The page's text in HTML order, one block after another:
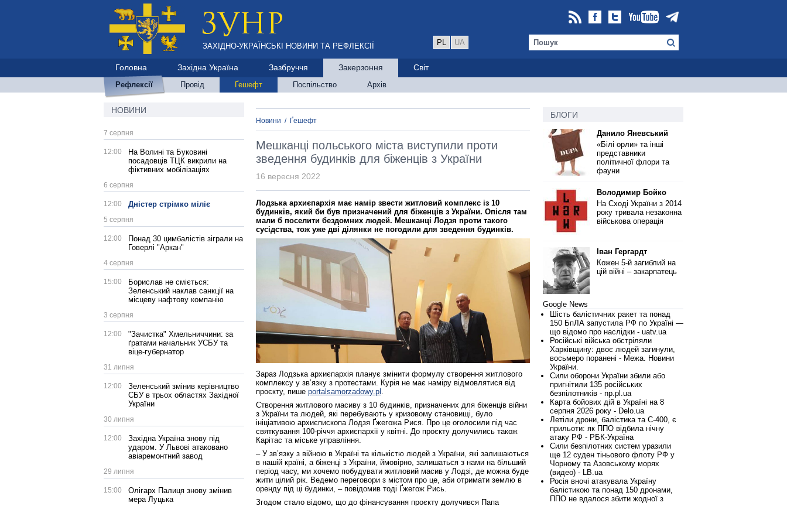
ЗАХІДНО-УКРАЇНСЬКІ НОВИНИ ТА РЕФЛЕКСІЇ PL UA
Головна Західна Україна Зазбруччя Закерзоння Світ
Рефлексії Провід Ґешефт Поспільство Архів
НОВИНИ
7 серпня
12:00
На Волині та Буковині
посадовців ТЦК викрили на
фіктивних мобілізаціях
6 серпня
12:00 Дністер стрімко міліє
5 серпня
12:00
Понад 30 цимбалістів зіграли на
Говерлі "Аркан"
4 серпня
15:00
Борислав не сміється:
Зеленський наклав санкції на
місцеву нафтову компанію
3 серпня
12:00
"Зачистка" Хмельниччини: за
ґратами начальник УСБУ та
віце-губернатор
31 липня
12:00
Зеленський змінив керівництво
СБУ в трьох областях Західної
України
30 липня
12:00
Західна Україна знову під
ударом. У Львові атаковано
авіаремонтний завод
29 липня
15:00
Олігарх Палиця знову змінив
мера Луцька
Новини / Ґешефт
Мешканці польського міста виступили проти
зведення будинків для біженців з України
16 вересня 2022
Лодзька архиєпархія має намір звести житловий комплекс із 10
будинків, який би був призначений для біженців з України. Опісля там
мали б поселити бездомних людей. Мешканці Лодзя проти такого
сусідства, тож уже дві ділянки не погодили для зведення будинків.
Зараз Лодзька архиєпархія планує змінити формулу створення житлового
комплексу у зв’язку з протестами. Курія не має наміру відмовлятися від
проєкту, пише portalsamorzadowy.pl .
Створення житлового масиву з 10 будинків, призначених для біженців війни
з України та людей, які перебувають у кризовому становищі, було
ініціативою архиєпископа Лодзя Ґжегожа Рися. Про це оголосили під час
святкування 100-річчя архиєпархії у квітні. До проєкту долучились також
Карітас та міське управління.
– У зв’язку з війною в Україні та кількістю людей з України, які залишаються
в нашій країні, а біженці з України, ймовірно, залишаться з нами на більший
період часу, ми хочемо побудувати житловий масив у Лодзі, де можна буде
жити цілий рік. Ведемо переговори з містом про це, аби отримати землю в
оренду під ці будинки, – повідомив тоді Ґжегож Рись.
Згодом стало відомо, що до фінансування проєкту долучився Папа
БЛОГИ
Данило Яневський
«Білі орли» та інші
представники
політичної флори та
фауни
Володимир Бойко
На Сході України з 2014
року тривала незаконна
військова операція
Іван Гергардт
Кожен 5-й загиблий на
цій війні – закарпатець
Google News
Шість балістичних ракет та понад
150 БпЛА запустила РФ по Україні —
що відомо про наслідки - uatv.ua
Російські війська обстріляли
Харківщину: двоє людей загинули,
восьмеро поранені - Межа. Новини
України.
Сили оборони України збили або
пригнітили 135 російських
безпілотників - np.pl.ua
Карта бойових дій в Україні на 8
серпня 2026 року - Delo.ua
Летіли дрони, балістика та С-400, є
прильоти: як ППО відбила нічну
атаку РФ - РБК-Україна
Сили безпілотних систем уразили
ще 12 суден тіньового флоту РФ у
Чорному та Азовському морях
(видео) - LB.ua
Росія вночі атакувала Україну
балістикою та понад 150 дронами,
ППО не вдалося збити жодної з